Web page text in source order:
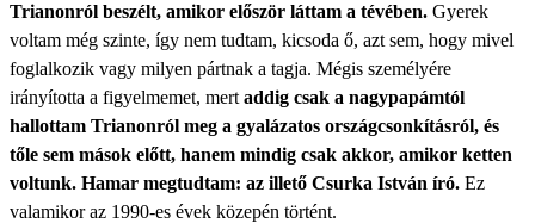
Trianonról beszélt, amikor először láttam a tévében. Gyerek
voltam még szinte, így nem tudtam, kicsoda ő, azt sem, hogy mivel
foglalkozik vagy milyen pártnak a tagja. Mégis személyére
irányította a figyelmemet, mert addig csak a nagypapámtól
hallottam Trianonról meg a gyalázatos országcsonkításról, és
tőle sem mások előtt, hanem mindig csak ak­kor, amikor ketten
voltunk. Hamar megtudtam: az illető Csurka István író. Ez
valamikor az 1990-es évek közepén történt.